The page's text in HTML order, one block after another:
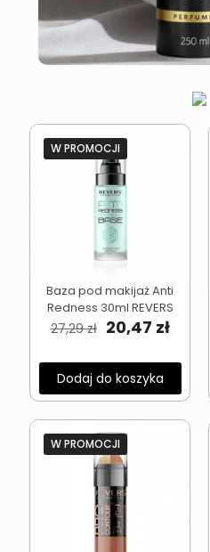
W PROMOCJI
Baza pod makijaż Anti
Redness 30ml REVERS
27,29zł Pierwotna
wynosiła:
27,29 zł.
20,47 zł
Dodaj do koszyka
W PROMOCJI